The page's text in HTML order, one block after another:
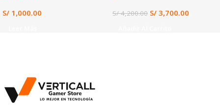
S/ 1,000.00 S/4,200.00 S/ 3,700.00